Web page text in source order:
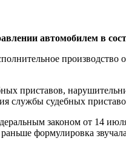
автомобилем в
приставов,
службы судебных
законом от 14
формулировка